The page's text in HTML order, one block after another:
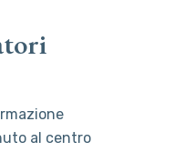
al centro